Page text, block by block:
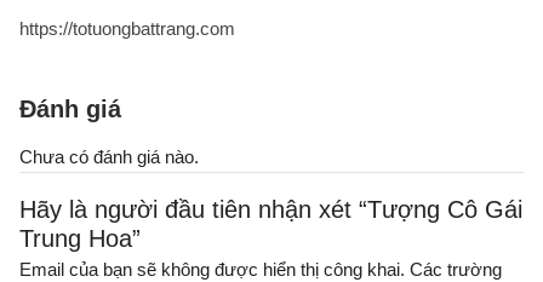
https://totuongbattrang.com
Đánh giá
Chưa có đánh giá nào.
Hãy là người đầu tiên nhận xét “Tượng Cô Gái
Trung Hoa”
Email của bạn sẽ không được hiển thị công khai. Các trường